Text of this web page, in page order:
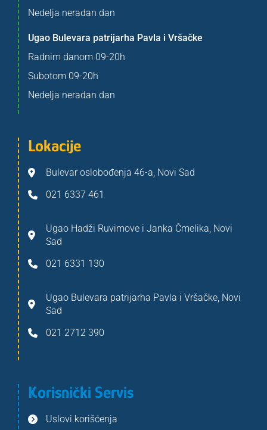
Nedelja neradan dan
Ugao Bulevara patrijarha Pavla i Vršačke
Radnim danom 09-20h
Subotom 09-20h
Nedelja neradan dan
Lokacije
Bulevar oslobođenja 46-a, Novi Sad
021 6337 461
Ugao Hadži Ruvimove i Janka Čmelika, Novi
Sad
021 6331 130
Ugao Bulevara patrijarha Pavla i Vršačke, Novi
Sad
021 2712 390
Korisnički Servis
Uslovi korišćenja